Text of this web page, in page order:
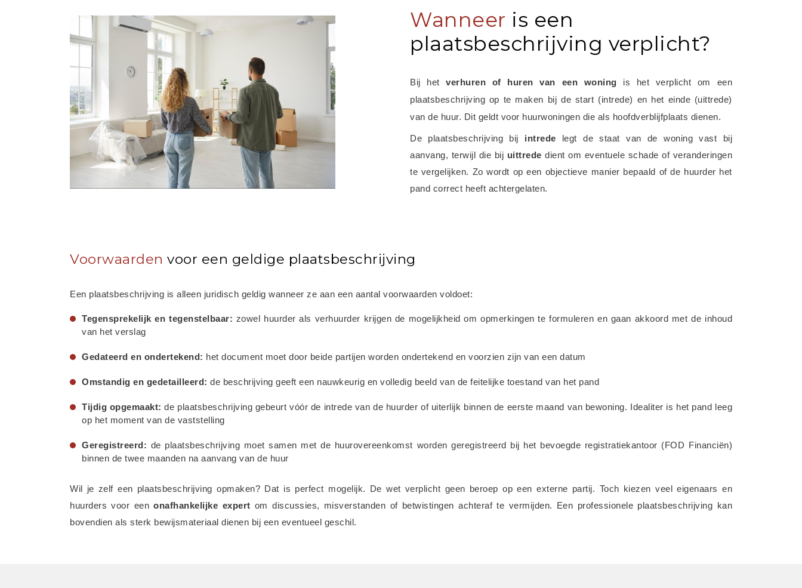
Wanneer is een
plaatsbeschrijving verplicht?
Bij het verhuren of huren van een woning is het verplicht om een
plaatsbeschrijving op te maken bij de start (intrede) en het einde (uittrede)
van de huur. Dit geldt voor huurwoningen die als hoofdverblijfplaats dienen.
De plaatsbeschrijving bij intrede legt de staat van de woning vast bij
aanvang, terwijl die bij uittrede dient om eventuele schade of veranderingen
te vergelijken. Zo wordt op een objectieve manier bepaald of de huurder het
pand correct heeft achtergelaten.
Voorwaarden voor een geldige plaatsbeschrijving
Een plaatsbeschrijving is alleen juridisch geldig wanneer ze aan een aantal voorwaarden voldoet:
Tegensprekelijk en tegenstelbaar: zowel huurder als verhuurder krijgen de mogelijkheid om opmerkingen te formuleren en gaan akkoord met de inhoud
van het verslag
Gedateerd en ondertekend: het document moet door beide partijen worden ondertekend en voorzien zijn van een datum
Omstandig en gedetailleerd: de beschrijving geeft een nauwkeurig en volledig beeld van de feitelijke toestand van het pand
Tijdig opgemaakt: de plaatsbeschrijving gebeurt vóór de intrede van de huurder of uiterlijk binnen de eerste maand van bewoning. Idealiter is het pand leeg
op het moment van de vaststelling
Geregistreerd: de plaatsbeschrijving moet samen met de huurovereenkomst worden geregistreerd bij het bevoegde registratiekantoor (FOD Financiën)
binnen de twee maanden na aanvang van de huur
Wil je zelf een plaatsbeschrijving opmaken? Dat is perfect mogelijk. De wet verplicht geen beroep op een externe partij. Toch kiezen veel eigenaars en
huurders voor een onafhankelijke expert om discussies, misverstanden of betwistingen achteraf te vermijden. Een professionele plaatsbeschrijving kan
bovendien als sterk bewijsmateriaal dienen bij een eventueel geschil.